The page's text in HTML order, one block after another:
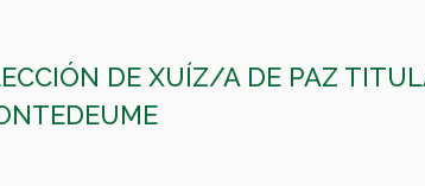
DE XUÍZ/A DE PAZ